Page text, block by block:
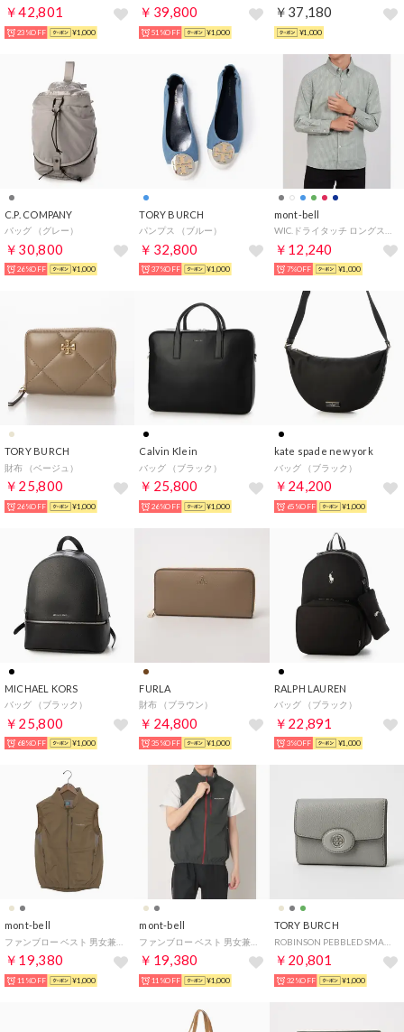
￥42,801
23%OFF ¥1,000
￥39,800
51%OFF ¥1,000
￥37,180
¥1,000
C.P. COMPANY
バッグ （グレー）
￥30,800
26%OFF ¥1,000
TORY BURCH
パンプス （ブルー）
￥32,800
37%OFF ¥1,000
mont-bell
￥12,240
7%OFF ¥1,000
TORY BURCH
財布 （ベージュ）
￥25,800
26%OFF ¥1,000
Calvin Klein
バッグ （ブラック）
￥25,800
26%OFF ¥1,000
kate spade new york
バッグ （ブラック）
￥24,200
65%OFF ¥1,000
MICHAEL KORS
バッグ （ブラック）
￥25,800
68%OFF ¥1,000
FURLA
財布 （ブラウン）
￥24,800
35%OFF ¥1,000
RALPH LAUREN
バッグ （ブラック）
￥22,891
3%OFF ¥1,000
mont-bell
￥19,380
11%OFF ¥1,000
mont-bell
￥19,380
11%OFF ¥1,000
TORY BURCH
￥20,801
32%OFF ¥1,000